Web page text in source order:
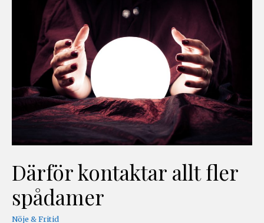
Därför kontaktar allt fler
spådamer
Nöje & Fritid